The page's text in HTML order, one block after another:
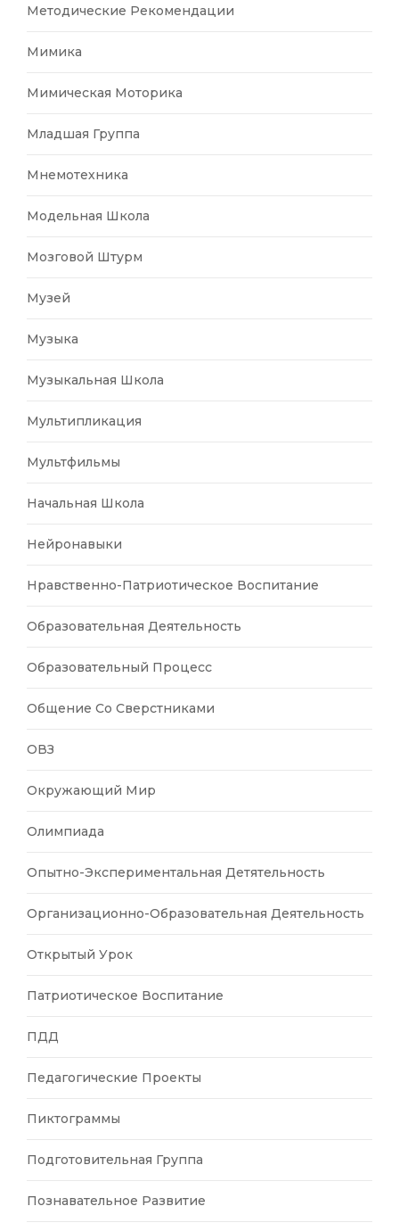
Методические Рекомендации
Мимика
Мимическая Моторика
Младшая Группа
Мнемотехника
Модельная Школа
Мозговой Штурм
Музей
Музыка
Музыкальная Школа
Мультипликация
Мультфильмы
Начальная Школа
Нейронавыки
Нравственно-Патриотическое Воспитание
Образовательная Деятельность
Образовательный Процесс
Общение Со Сверстниками
ОВЗ
Окружающий Мир
Олимпиада
Опытно-Экспериментальная Детятельность
Организационно-Образовательная Деятельность
Открытый Урок
Патриотическое Воспитание
ПДД
Педагогические Проекты
Пиктограммы
Подготовительная Группа
Познавательное Развитие